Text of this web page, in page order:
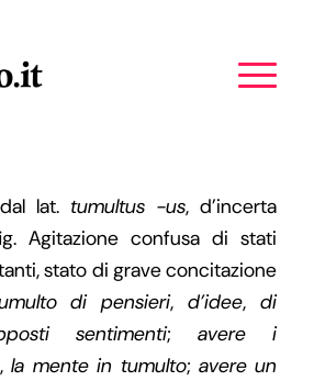
lat. tumultus -us, d’incerta
Agitazione confusa di stati
stato di grave concitazione
di pensieri,d’idee,di
sentimenti;avere i
,la mente in tumulto;avere un